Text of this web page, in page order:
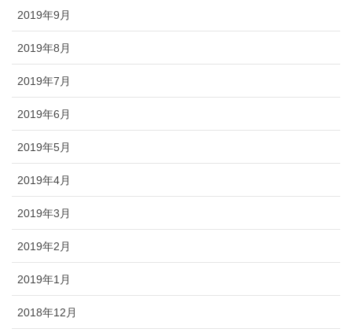
2019年9月
2019年8月
2019年7月
2019年6月
2019年5月
2019年4月
2019年3月
2019年2月
2019年1月
2018年12月